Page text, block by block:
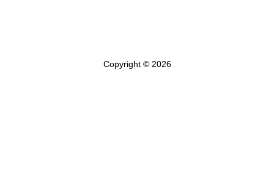
Copyright © 2026